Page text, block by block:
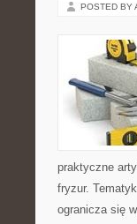
POSTED BY
praktyczne
fryzur.
ogranicza się